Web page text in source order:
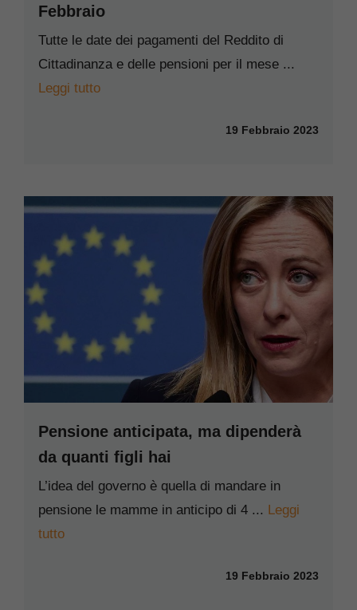
Febbraio
Tutte le date dei pagamenti del Reddito di
Cittadinanza e delle pensioni per il mese ...
Leggi tutto
19 Febbraio 2023
Pensione anticipata, ma dipenderà
da quanti figli hai
L’idea del governo è quella di mandare in
pensione le mamme in anticipo di 4 ... Leggi
tutto
19 Febbraio 2023